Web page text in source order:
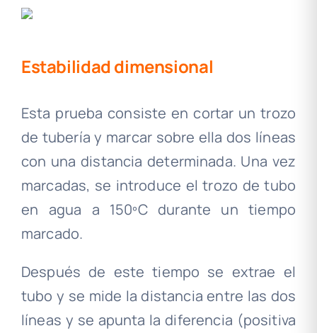
Estabilidad dimensional
Esta prueba consiste en cortar un trozo
de tubería y marcar sobre ella dos líneas
con una distancia determinada. Una vez
marcadas, se introduce el trozo de tubo
en agua a 150ºC durante un tiempo
marcado.
Después de este tiempo se extrae el
tubo y se mide la distancia entre las dos
líneas y se apunta la diferencia (positiva